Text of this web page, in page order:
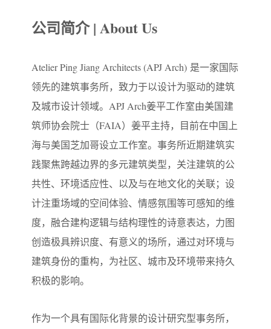
公司简介 | About Us
Atelier Ping Jiang Architects (APJ Arch) 是一家国际
领先的建筑事务所，致力于以设计为驱动的建筑
及城市设计领域。APJ Arch姜平工作室由美国建
筑师协会院士（FAIA）姜平主持，目前在中国上
海与美国芝加哥设立工作室。事务所近期建筑实
践聚焦跨越边界的多元建筑类型，关注建筑的公
共性、环境适应性、以及与在地文化的关联；设
计注重场域的空间体验、情感氛围等可感知的维
度，融合建构逻辑与结构理性的诗意表达，力图
创造极具辨识度、有意义的场所，通过对环境与
建筑身份的重构，为社区、城市及环境带来持久
积极的影响。
作为一个具有国际化背景的设计研究型事务所，